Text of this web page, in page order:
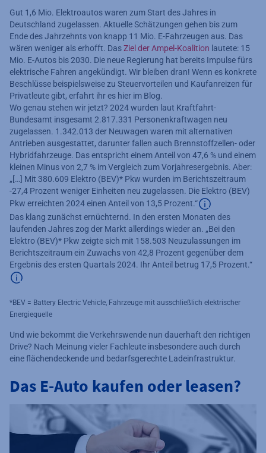
Gut 1,6 Mio. Elektroautos waren zum Start des Jahres in
Deutschland zugelassen. Aktuelle Schätzungen gehen bis zum
Ende des Jahrzehnts von knapp 11 Mio. E-Fahrzeugen aus. Das
wären weniger als erhofft. DasZiel der Ampel-Koalition lautete: 15
Mio. E-Autos bis 2030. Die neue Regierung hat bereits Impulse fürs
elektrische Fahren angekündigt. Wir bleiben dran! Wenn es konkrete
Beschlüsse beispielsweise zu Steuervorteilen und Kaufanreizen für
Privatleute gibt, erfahrt ihr es hier im Blog.
Wo genau stehen wir jetzt? 2024 wurden laut Kraftfahrt-
Bundesamt insgesamt 2.817.331 Personenkraftwagen neu
zugelassen. 1.342.013 der Neuwagen waren mit alternativen
Antrieben ausgestattet, darunter fallen auch Brennstoffzellen- oder
Hybridfahrzeuge. Das entspricht einem Anteil von 47,6 % und einem
kleinen Minus von 2,7 % im Vergleich zum Vorjahresergebnis. Aber:
„[…] Mit 380.609 Elektro (BEV)* Pkw wurden im Berichtszeitraum
-27,4 Prozent weniger Einheiten neu zugelassen. Die Elektro (BEV)
Pkw erreichten 2024 einen Anteil von 13,5 Prozent.“
Zusätzliche
Das klang zunächst ernüchternd. In den ersten Monaten des
laufenden Jahres zog der Markt allerdings wieder an. „Bei den
Elektro (BEV)* Pkw zeigte sich mit 158.503 Neuzulassungen im
Berichtszeitraum ein Zuwachs von 42,8 Prozent gegenüber dem
Ergebnis des ersten Quartals 2024. Ihr Anteil betrug 17,5 Prozent.“
*BEV = Battery Electric Vehicle, Fahrzeuge mit ausschließlich elektrischer
Energiequelle
Und wie bekommt die Verkehrswende nun dauerhaft den richtigen
Drive? Nach Meinung vieler Fachleute insbesondere auch durch
eine flächendeckende und bedarfsgerechte Ladeinfrastruktur.
Das E-Auto kaufen oder leasen?